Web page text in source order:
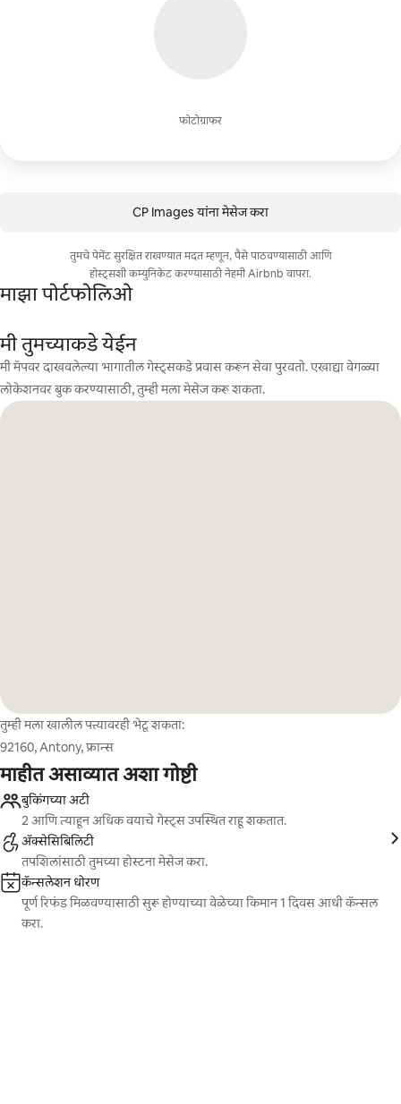
फोटोग्राफर
CP Images यांना मेसेज करा
तुमचे पेमेंट सुरक्षित राखण्यात मदत म्हणून, पैसे पाठवण्यासाठी आणि
होस्ट्सशी कम्युनिकेट करण्यासाठी नेहमी Airbnb वापरा.
माझा पोर्टफोलिओ
मी तुमच्याकडे येईन
मी मॅपवर दाखवलेल्या भागातील गेस्ट्सकडे प्रवास करून सेवा पुरवतो. एखाद्या वेगळ्या
लोकेशनवर बुक करण्यासाठी, तुम्ही मला मेसेज करू शकता.
तुम्ही मला खालील पत्त्यावरही भेटू शकता:
92160, Antony, फ्रान्स
माहीत असाव्यात अशा गोष्टी
बुकिंगच्या अटी
2 आणि त्याहून अधिक वयाचे गेस्ट्स उपस्थित राहू शकतात.
ॲक्सेसिबिलिटी
तपशिलांसाठी तुमच्या होस्टना मेसेज करा.
कॅन्सलेशन धोरण
पूर्ण रिफंड मिळवण्यासाठी सुरू होण्याच्या वेळेच्या किमान 1 दिवस आधी कॅन्सल
करा.